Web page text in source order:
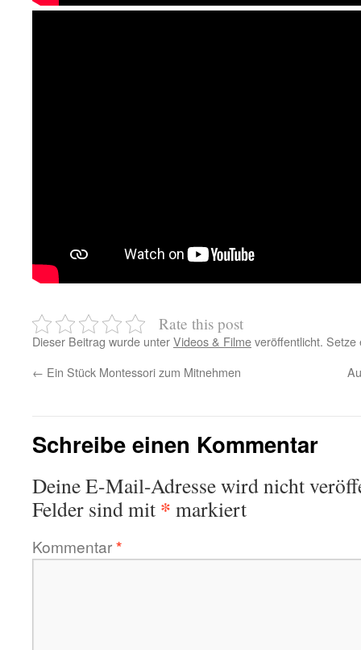
Rate this post
Dieser Beitrag wurde unterVideos & Filmeveröffentlicht.
← Ein Stück Montessori zum Mitnehmen
Schreibe einen Kommentar
Deine E-Mail-Adresse wird nicht
Felder sind mit * markiert
Kommentar*